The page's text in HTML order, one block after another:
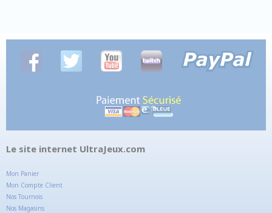
Le site internet UltraJeux.com
Mon Panier
Mon Compte Client
Nos Tournois
Nos Magasins